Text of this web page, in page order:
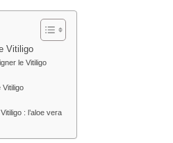
Vitiligo
le Vitiligo
Vitiligo
: l’aloe vera